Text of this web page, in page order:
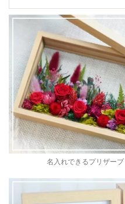
名入れできるプリザー